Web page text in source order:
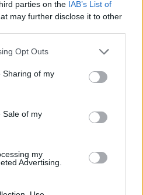
parties on the IAB’s List of
may further disclose it to other
Opt Outs
Sharing of my
Sale of my
my
Advertising.
to SMEs engaging in
for the digital and
dei contributi previdenziali
d'imposta adottati a
causata dall'epidemia di